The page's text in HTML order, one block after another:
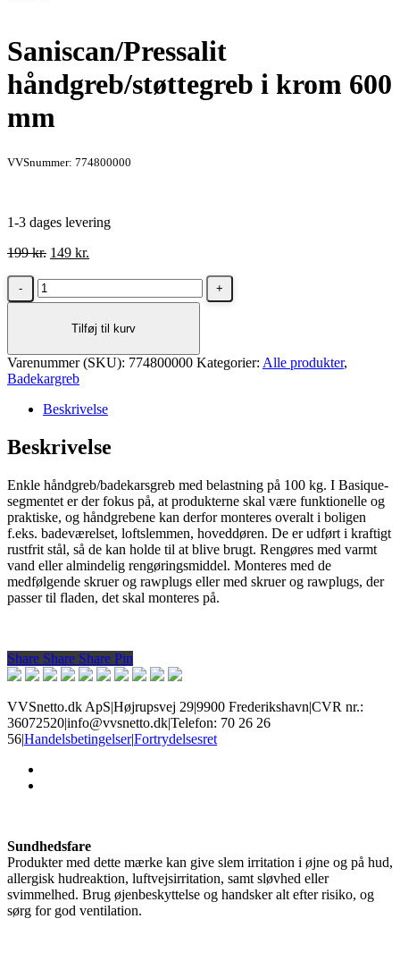
Saniscan/Pressalit
håndgreb/støttegreb i krom 600
mm
VVSnummer: 774800000
1-3 dages levering
199kr. Den
pris
var:
149 kr.
pris
er:
Saniscan/Pressalit
håndgreb/støttegreb
mm
antal
Tilføj til kurv
Varenummer (SKU): 774800000 Kategorier: Alle produkter,
Badekargreb
Beskrivelse
Beskrivelse
Enkle håndgreb/badekarsgreb med belastning på 100 kg. I Basique-
segmentet er der fokus på, at produkterne skal være funktionelle og
praktiske, og håndgrebene kan derfor monteres overalt i boligen
f.eks. badeværelset, loftslemmen, hoveddøren. De er udført i kraftigt
rustfrit stål, så de kan holde til at blive brugt. Rengøres med varmt
vand eller almindelig rengøringsmiddel. Monteres med de
medfølgende skruer og rawplugs eller med skruer og rawplugs, der
passer til fladen, det skal monteres på.
Share
Share Share Share Pin
VVSnetto.dk ApS|Højrupsvej 29|9900 Frederikshavn|CVR nr.:
36072520|info@vvsnetto.dk|Telefon: 70 26 26
56|Handelsbetingelser|Fortrydelsesret
Sundhedsfare
Produkter med dette mærke kan give slem irritation i øjne og på hud,
allergisk hudreaktion, luftvejsirritation, samt sløvhed eller
svimmelhed. Brug øjenbeskyttelse og handsker alt efter risiko, og
sørg for god ventilation.